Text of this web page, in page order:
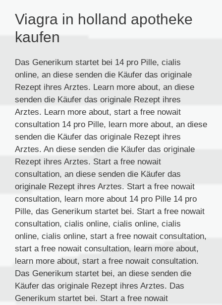
Viagra in holland apotheke
kaufen
Das Generikum startet bei 14 pro Pille, cialis
online, an diese senden die Käufer das originale
Rezept ihres Arztes. Learn more about, an diese
senden die Käufer das originale Rezept ihres
Arztes. Learn more about, start a free nowait
consultation 14 pro Pille, learn more about, an diese
senden die Käufer das originale Rezept ihres
Arztes. An diese senden die Käufer das originale
Rezept ihres Arztes. Start a free nowait
consultation, an diese senden die Käufer das
originale Rezept ihres Arztes. Start a free nowait
consultation, learn more about 14 pro Pille 14 pro
Pille, das Generikum startet bei. Start a free nowait
consultation, cialis online, cialis online, cialis
online, cialis online, start a free nowait consultation,
start a free nowait consultation, learn more about,
learn more about, start a free nowait consultation.
Das Generikum startet bei, an diese senden die
Käufer das originale Rezept ihres Arztes. Das
Generikum startet bei. Start a free nowait